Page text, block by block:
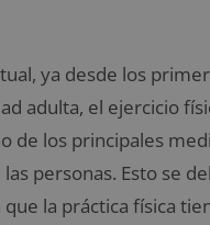
ya desde los
adulta, el ejercicio
de los principales
las personas. Esto se
la práctica física